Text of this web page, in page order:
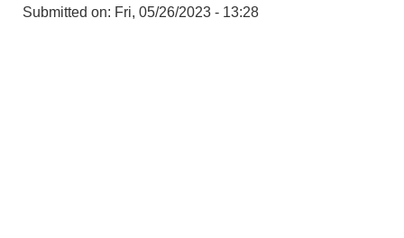
Submitted on: Fri, 05/26/2023 - 13:28